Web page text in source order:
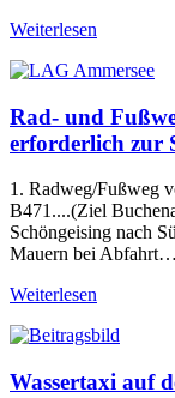
Weiterlesen
Rad- und
erforderlich zur
1. Radweg/Fußweg
B471....(Ziel
Schöngeising nach
Mauern bei Abfahrt…
Weiterlesen
Wassertaxi auf